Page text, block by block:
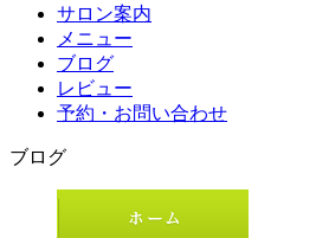
サロン案内
メニュー
ブログ
レビュー
予約・お問い合わせ
ブログ